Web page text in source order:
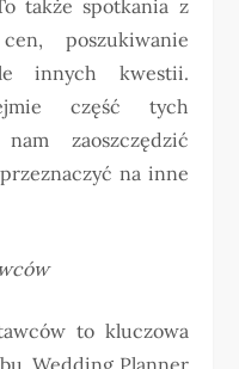
także spotkania z
poszukiwanie
innych kwestii.
część tych
zaoszczędzić
na inne
to kluczowa
Wedding Planner